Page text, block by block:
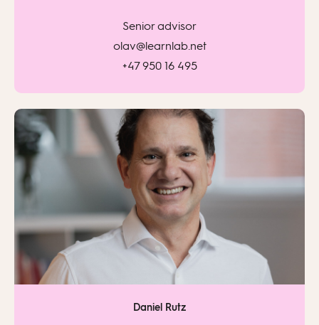
Senior advisor
olav@learnlab.net
+47 950 16 495
Daniel Rutz